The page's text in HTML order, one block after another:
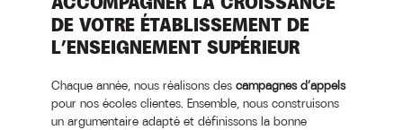
DE VOTRE ÉTABLISSEMENT DE
L’ENSEIGNEMENT SUPÉRIEUR
Chaque année, nous réalisons des campagnes d’appels
pour nos écoles clientes. Ensemble, nous construisons
un argumentaire adapté et définissons la bonne